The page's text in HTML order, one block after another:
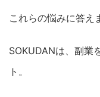
これらの悩みに答え
SOKUDANは、副業
ト。